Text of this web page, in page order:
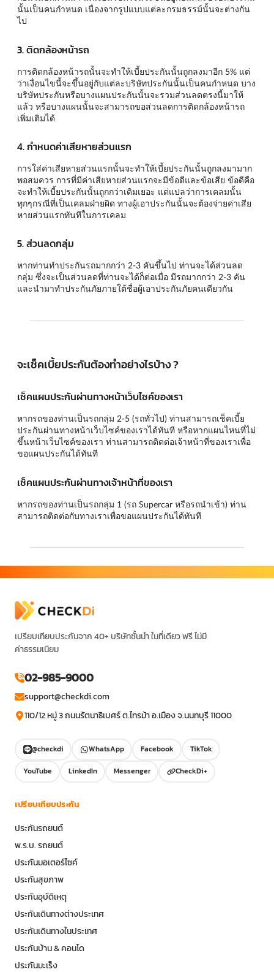
นั้นเป็นคนกำหนด เนื่องจากรูปแบบแต่ละกรมธรรม์นั้นจะต่างกัน
ไป
3. ติดกล้องหน้ารถ
การติดกล้องหน้ารถนั้นจะทำให้เบี้ยประกันนั้นถูกลงมาอีก 5% แต่
ว่าเงื่อนไขนี้จะขึ้นอยู่กับแต่ละบริษัทประกันนั้นเป็นคนกำหนด บาง
บริษัทประกันหรือบางแผนประกันนั้นจะรวมส่วนลดตรงนี้มาให้
แล้ว หรือบางแผนนั้นจะสามารถขอส่วนลดการติดกล้องหน้ารถ
เพิ่มเติมได้
4. กำหนดค่าเสียหายส่วนแรก
การใส่ค่าเสียหายส่วนแรกนั้นจะทำให้เบี้ยประกันนั้นถูกลงมามาก
พอสมควร การที่มีค่าเสียหายส่วนแรกจะมีข้อดีและข้อเสีย ข้อดีคือ
จะทำให้เบี้ยประกันนั้นถูกกว่าเดิมเยอะ แต่แปลว่าการเคลมนั้น
ทุกๆกรณีที่เป็นเคลมฝ่ายผิด ทางผู้เอาประกันนั้นจะต้องจ่ายค่าเสีย
หายส่วนแรกทันทีในการเคลม
5. ส่วนลดกลุ่ม
หากท่านทำประกันรถมากกว่า 2-3 คันขึ้นไป ท่านจะได้ส่วนลด
กลุ่ม ซึ่งจะเป็นส่วนลดที่ท่านจะได้ก็ต่อเมื่อ มีรถมากกว่า 2-3 คัน
และนำมาทำประกันภัยภายใต้ชื่อผู้เอาประกันภัยคนเดียวกัน
จะเช็คเบี้ยประกันต้องทำอย่างไรบ้าง ?
เช็คแผนประกันผ่านทางหน้าเว็บไซค์ของเรา
หากรถของท่านเป็นรถกลุ่ม 2-5 (รถทั่วไป) ท่านสามารถเช็คเบี้ย
ประกันผ่านทางหน้าเว็บไซค์ของเราได้ทันที หรือหากแผนไหนที่ไม่
ขึ้นหน้าเว็บไซค์ของเรา ท่านสามารถติดต่อเจ้าหน้าที่ของเราเพื่อ
ขอแผนประกันได้ทันที
เช็คแผนประกันผ่านทางเจ้าหน้าที่ของเรา
หากรถของท่านเป็นรถกลุ่ม 1 (รถ Supercar หรือรถนำเข้า) ท่าน
สามารถติดต่อกับทางเราเพื่อขอแผนประกันได้ทันที
เปรียบเทียบประกันจาก 40+ บริษัทชั้นนำ ในที่เดียว ฟรี ไม่มี
ค่าธรรมเนียม
02-985-9000
support@checkdi.com
110/12 หมู่ 3 ถนนรัตนาธิเบศร์ ต.ไทรม้า อ.เมือง จ.นนทบุรี 11000
@checkdi WhatsApp Facebook
TikTok
YouTube
LinkedIn Messenger CheckDi+
เปรียบเทียบประกัน
ประกันรถยนต์
พ.ร.บ. รถยนต์
ประกันมอเตอร์ไซค์
ประกันสุขภาพ
ประกันอุบัติเหตุ
ประกันเดินทางต่างประเทศ
ประกันเดินทางในประเทศ
ประกันบ้าน & คอนโด
ประกันมะเร็ง